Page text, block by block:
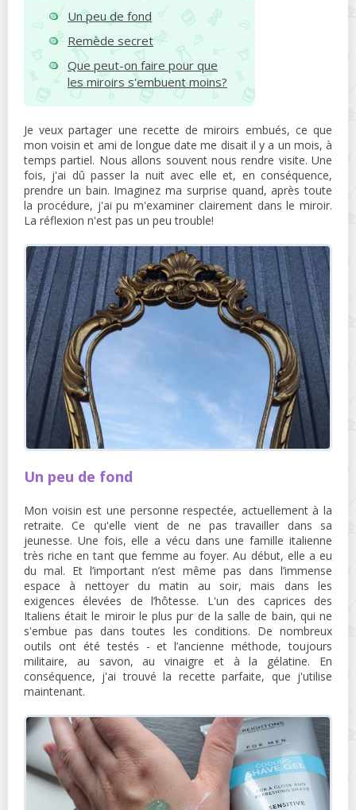
Un peu de fond
Remède secret
Que peut-on faire pour que
les miroirs s'embuent moins?
Je veux partager une recette de miroirs embués, ce que
mon voisin et ami de longue date me disait il y a un mois, à
temps partiel. Nous allons souvent nous rendre visite. Une
fois, j'ai dû passer la nuit avec elle et, en conséquence,
prendre un bain. Imaginez ma surprise quand, après toute
la procédure, j'ai pu m'examiner clairement dans le miroir.
La réflexion n'est pas un peu trouble!
Un peu de fond
Mon voisin est une personne respectée, actuellement à la
retraite. Ce qu'elle vient de ne pas travailler dans sa
jeunesse. Une fois, elle a vécu dans une famille italienne
très riche en tant que femme au foyer. Au début, elle a eu
du mal. Et l’important n’est même pas dans l’immense
espace à nettoyer du matin au soir, mais dans les
exigences élevées de l’hôtesse. L'un des caprices des
Italiens était le miroir le plus pur de la salle de bain, qui ne
s'embue pas dans toutes les conditions. De nombreux
outils ont été testés - et l’ancienne méthode, toujours
militaire, au savon, au vinaigre et à la gélatine. En
conséquence, j'ai trouvé la recette parfaite, que j'utilise
maintenant.